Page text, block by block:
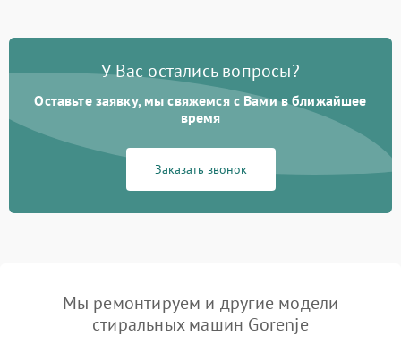
У Вас остались вопросы?
Оставьте заявку, мы свяжемся с Вами в ближайшее
время
Заказать звонок
Мы ремонтируем и другие модели
стиральных машин Gorenje